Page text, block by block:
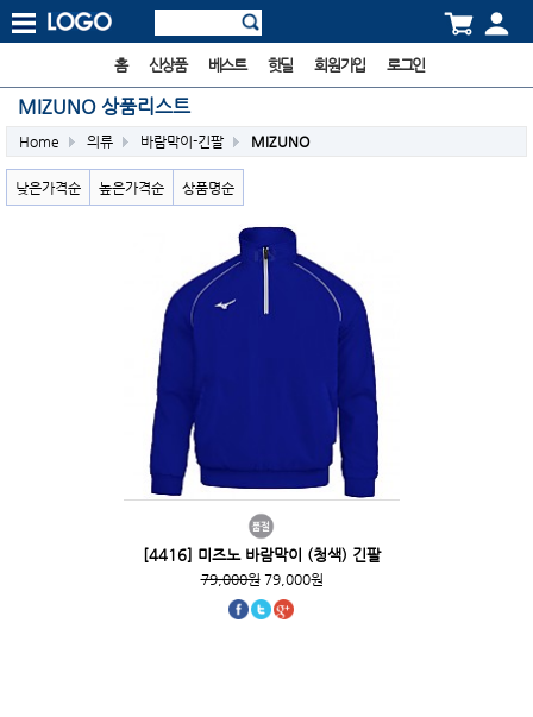
홈 신상품 베스트 핫딜 회원가입 로그인
MIZUNO 상품리스트
Home 의류 바람막이-긴팔 MIZUNO
낮은가격순 높은가격순 상품명순
[4416] 미즈노 바람막이 (청색) 긴팔
79,000원79,000원